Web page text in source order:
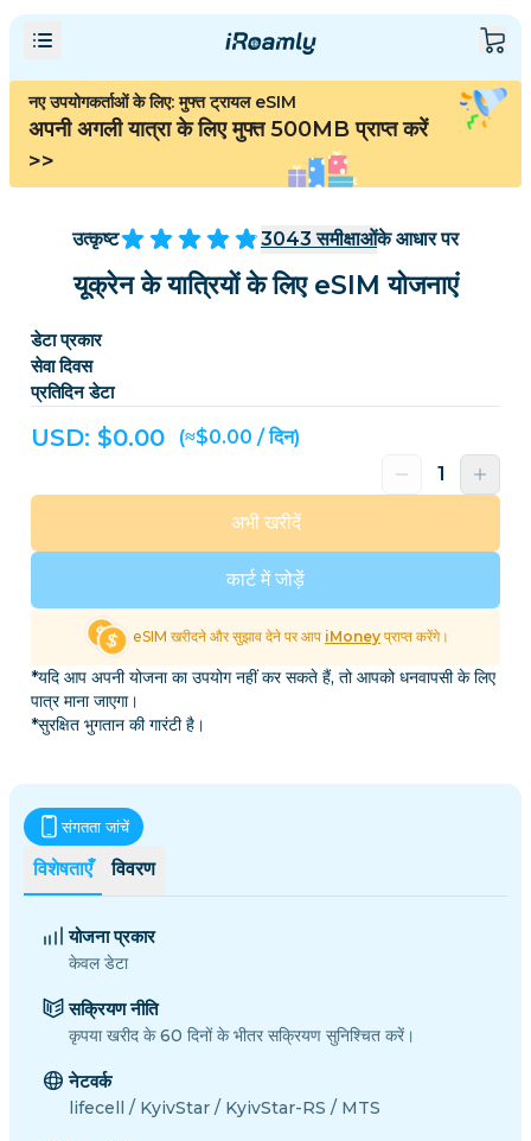
नए उपयोगकर्ताओं के लिए: मुफ्त ट्रायल eSIM
अपनी अगली यात्रा के लिए मुफ्त 500MB प्राप्त करें
>>
उत्कृष्ट 3043 समीक्षाओंके आधार पर
यूक्रेन के यात्रियों के लिए eSIM योजनाएं
डेटा प्रकार
सेवा दिवस
प्रतिदिन डेटा
USD: $0.00 (≈$0.00 / दिन)
कार्ट में जोड़ें
अभी खरीदें
eSIM खरीदने और सुझाव देने पर आप iMoney प्राप्त करेंगे।
*यदि आप अपनी योजना का उपयोग नहीं कर सकते हैं, तो आपको धनवापसी के लिए
पात्र माना जाएगा।
*सुरक्षित भुगतान की गारंटी है।
विशेषताएँ विवरण
संगतता जांचें
योजना प्रकार
केवल डेटा
सक्रियण नीति
कृपया खरीद के 60 दिनों के भीतर सक्रियण सुनिश्चित करें।
नेटवर्क
lifecell / KyivStar / KyivStar-RS / MTS